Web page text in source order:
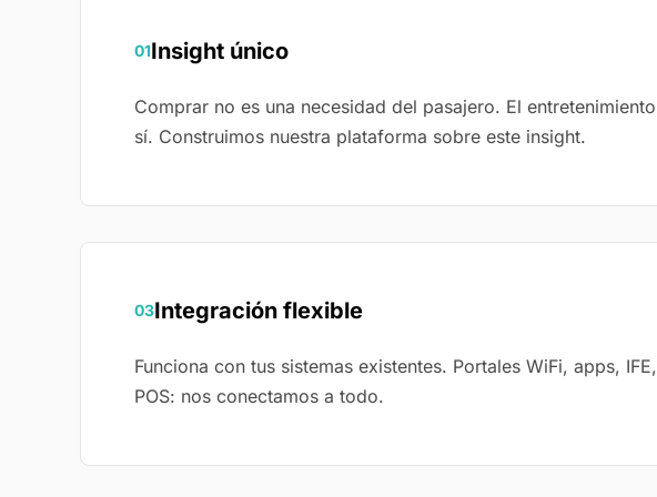
01Insight único
Comprar no es una necesidad del pasajero. El entretenimiento
sí. Construimos nuestra plataforma sobre este insight.
03Integración flexible
Funciona con tus sistemas existentes. Portales WiFi, apps, IFE,
POS: nos conectamos a todo.